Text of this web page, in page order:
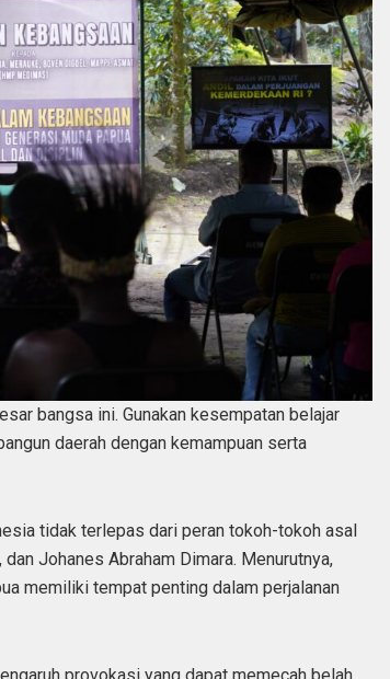
bangsa ini. Gunakan kesempatan belajar
daerah dengan kemampuan serta
tidak terlepas dari peran tokoh-tokoh asal
Johanes Abraham Dimara. Menurutnya,
memiliki tempat penting dalam perjalanan